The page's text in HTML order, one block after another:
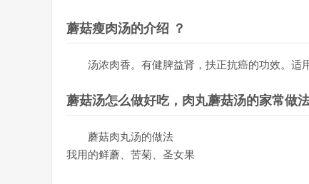
蘑菇瘦肉汤的介绍 ？
汤浓肉香。有健脾益肾，扶正抗癌的功效。适
蘑菇汤怎么做好吃，肉丸蘑菇汤的家常做
蘑菇肉丸汤的做法
我用的鲜蘑、苦菊、圣女果